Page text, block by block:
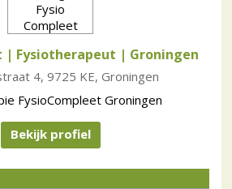
| Fysiotherapeut | Groningen
4, 9725 KE, Groningen
FysioCompleet Groningen
Bekijk profiel